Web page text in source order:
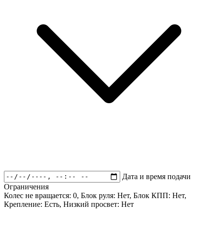
Дата и время подачи
Ограничения
Колес не вращается: 0, Блок руля: Нет, Блок КПП: Нет,
Крепление: Есть, Низкий просвет: Нет